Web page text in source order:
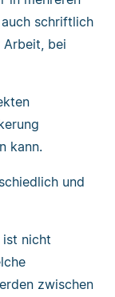
schriftlich
Arbeit, bei
kann.
und
ist nicht
zwischen